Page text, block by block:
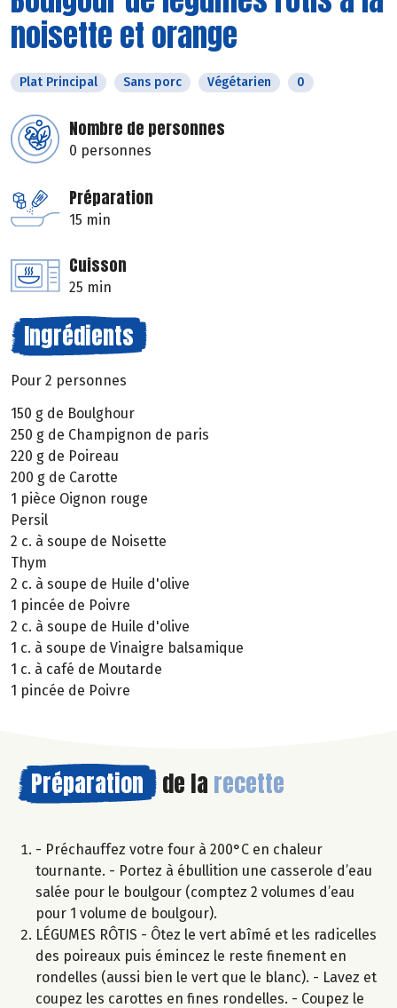
noisette et orange
Plat Principal Sans porc Végétarien 0
Nombre de personnes
0 personnes
Préparation
15 min
Cuisson
25 min
Ingrédients
Pour 2 personnes
150 g de Boulghour
250 g de Champignon de paris
220 g de Poireau
200 g de Carotte
1 pièce Oignon rouge
Persil
2 c. à soupe de Noisette
Thym
2 c. à soupe de Huile d'olive
1 pincée de Poivre
2 c. à soupe de Huile d'olive
1 c. à soupe de Vinaigre balsamique
1 c. à café de Moutarde
1 pincée de Poivre
Préparation de la recette
- Préchauffez votre four à 200°C en chaleur
tournante. - Portez à ébullition une casserole d’eau
salée pour le boulgour (comptez 2 volumes d’eau
pour 1 volume de boulgour).
LÉGUMES RÔTIS - Ôtez le vert abîmé et les radicelles
des poireaux puis émincez le reste finement en
rondelles (aussi bien le vert que le blanc). - Lavez et
coupez les carottes en fines rondelles. - Coupez le